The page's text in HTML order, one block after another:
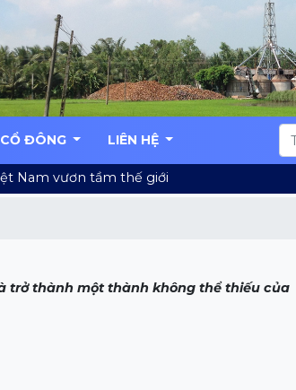
CỔ ĐÔNG LIÊN HỆ
vươn tầm thế giới
trở thành một thành không thể thiếu của